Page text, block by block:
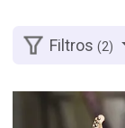
Filtros(2)